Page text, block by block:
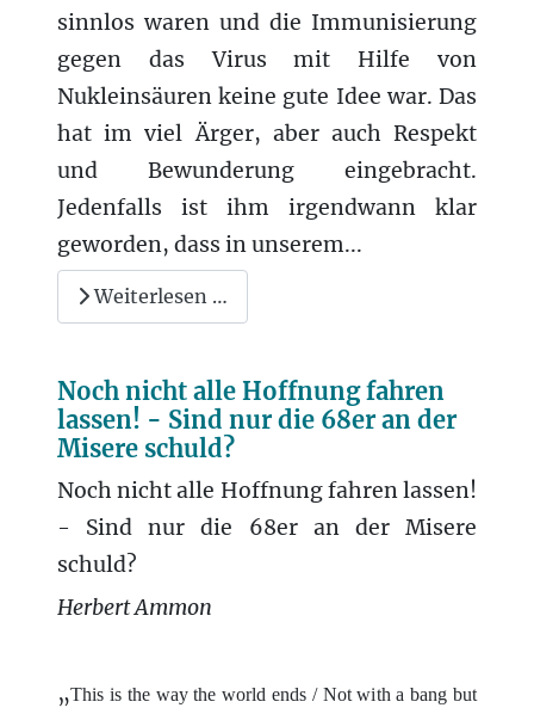
sinnlos waren und die Immunisierung
gegen das Virus mit Hilfe von
Nukleinsäuren keine gute Idee war. Das
hat im viel Ärger, aber auch Respekt
und Bewunderung eingebracht.
Jedenfalls ist ihm irgendwann klar
geworden, dass in unserem...
Weiterlesen …
Noch nicht alle Hoffnung fahren
lassen! - Sind nur die 68er an der
Misere schuld?
Noch nicht alle Hoffnung fahren lassen!
- Sind nur die 68er an der Misere
schuld?
Herbert Ammon
„This is the way the world ends / Not with a bang but